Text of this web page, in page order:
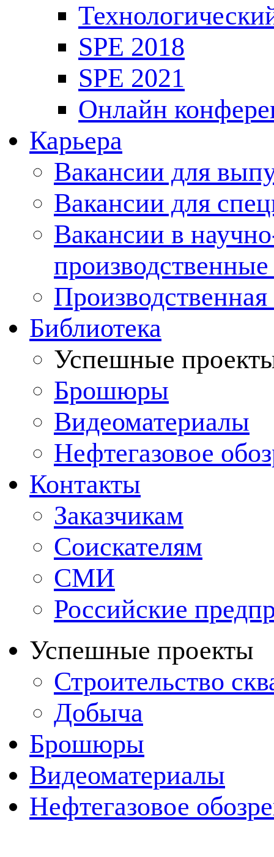
SPE 2018
SPE 2021
Онлайн
Карьера
Вакансии для
Вакансии для
Вакансии в
Производственная
Библиотека
Успешные
Брошюры
Видеоматериалы
Нефтегазовое
Контакты
Заказчикам
Соискателям
СМИ
Российские
Успешные проекты
Строительство
Добыча
Брошюры
Видеоматериалы
Нефтегазовое